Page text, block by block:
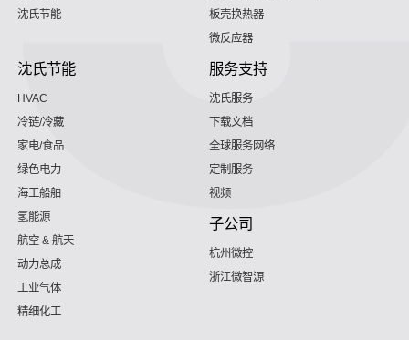
沈氏节能
板壳换热器
微反应器
沈氏节能
HVAC
冷链/冷藏
家电/食品
绿色电力
海工船舶
氢能源
航空 & 航天
动力总成
工业气体
精细化工
服务支持
沈氏服务
下载文档
全球服务网络
定制服务
视频
子公司
杭州微控
浙江微智源